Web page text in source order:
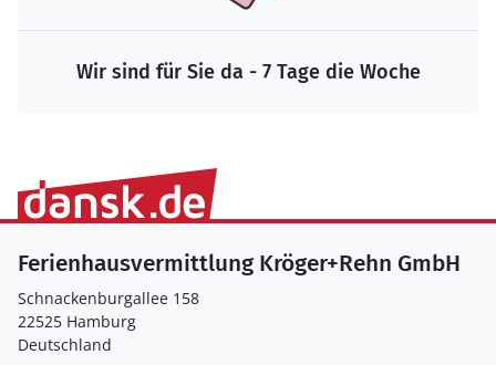
Wir sind für Sie da - 7 Tage die Woche
Ferienhausvermittlung Kröger+Rehn GmbH
Schnackenburgallee 158
22525 Hamburg
Deutschland